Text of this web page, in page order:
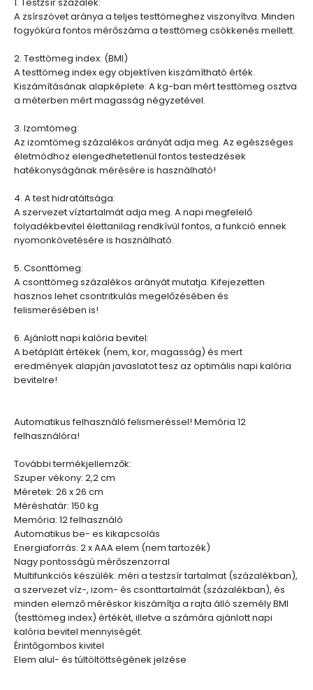
1. Testzsír százalék:
A zsírszövet aránya a teljes testtömeghez viszonyítva. Minden
fogyókúra fontos mérőszáma a testtömeg csökkenés mellett.
2. Testtömeg index: (BMI)
A testtömeg index egy objektíven kiszámítható érték.
Kiszámításának alapképlete: A kg-ban mért testtömeg osztva
a méterben mért magasság négyzetével.
3. Izomtömeg:
Az izomtömeg százalékos arányát adja meg. Az egészséges
életmódhoz elengedhetetlenül fontos testedzések
hatékonyságának mérésére is használható!
4. A test hidratáltsága:
A szervezet víztartalmát adja meg. A napi megfelelő
folyadékbevitel élettanilag rendkívül fontos, a funkció ennek
nyomonkövetésére is használható.
5. Csonttömeg:
A csonttömeg százalékos arányát mutatja. Kifejezetten
hasznos lehet csontritkulás megelőzésében és
felismerésében is!
6. Ajánlott napi kalória bevitel:
A betáplált értékek (nem, kor, magasság) és mert
eredmények alapján javaslatot tesz az optimális napi kalória
bevitelre!
Automatikus felhasználó felismeréssel! Memória 12
felhasználóra!
További termékjellemzők:
Szuper vékony: 2,2 cm
Méretek: 26 x 26 cm
Méréshatár: 150 kg
Memória: 12 felhasználó
Automatikus be- es kikapcsolás
Energiaforrás: 2 x AAA elem (nem tartozék)
Nagy pontosságú mérőszenzorral
Multifunkciós készülék: méri a testzsír tartalmat (százalékban),
a szervezet víz-, izom- és csonttartalmát (százalékban), és
minden elemző méréskor kiszámítja a rajta álló személy BMI
(testtömeg index) értékét, illetve a számára ajánlott napi
kalória bevitel mennyiségét.
Érintőgombos kivitel
Elem alul- és túltöltöttségének jelzése